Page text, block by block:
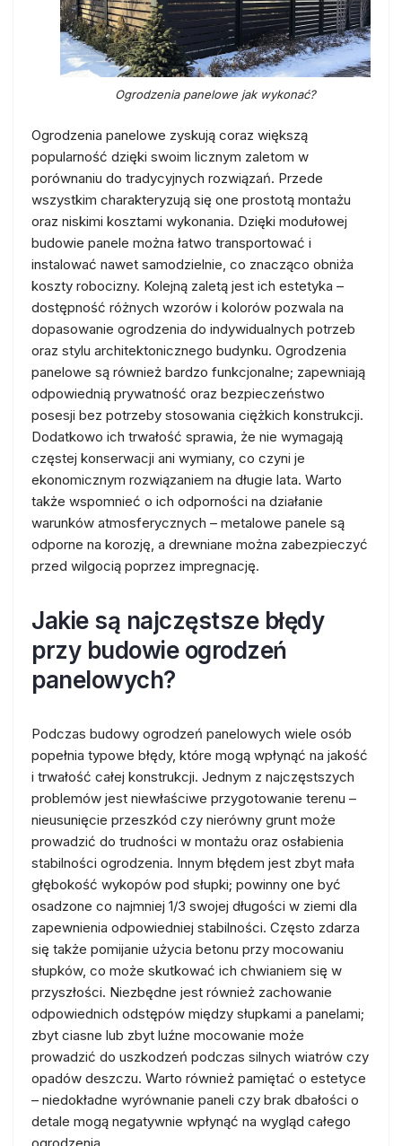
Ogrodzenia panelowe jak wykonać?
Ogrodzenia panelowe zyskują coraz większą
popularność dzięki swoim licznym zaletom w
porównaniu do tradycyjnych rozwiązań. Przede
wszystkim charakteryzują się one prostotą montażu
oraz niskimi kosztami wykonania. Dzięki modułowej
budowie panele można łatwo transportować i
instalować nawet samodzielnie, co znacząco obniża
koszty robocizny. Kolejną zaletą jest ich estetyka –
dostępność różnych wzorów i kolorów pozwala na
dopasowanie ogrodzenia do indywidualnych potrzeb
oraz stylu architektonicznego budynku. Ogrodzenia
panelowe są również bardzo funkcjonalne; zapewniają
odpowiednią prywatność oraz bezpieczeństwo
posesji bez potrzeby stosowania ciężkich konstrukcji.
Dodatkowo ich trwałość sprawia, że nie wymagają
częstej konserwacji ani wymiany, co czyni je
ekonomicznym rozwiązaniem na długie lata. Warto
także wspomnieć o ich odporności na działanie
warunków atmosferycznych – metalowe panele są
odporne na korozję, a drewniane można zabezpieczyć
przed wilgocią poprzez impregnację.
Jakie są najczęstsze błędy
przy budowie ogrodzeń
panelowych?
Podczas budowy ogrodzeń panelowych wiele osób
popełnia typowe błędy, które mogą wpłynąć na jakość
i trwałość całej konstrukcji. Jednym z najczęstszych
problemów jest niewłaściwe przygotowanie terenu –
nieusunięcie przeszkód czy nierówny grunt może
prowadzić do trudności w montażu oraz osłabienia
stabilności ogrodzenia. Innym błędem jest zbyt mała
głębokość wykopów pod słupki; powinny one być
osadzone co najmniej 1/3 swojej długości w ziemi dla
zapewnienia odpowiedniej stabilności. Często zdarza
się także pomijanie użycia betonu przy mocowaniu
słupków, co może skutkować ich chwianiem się w
przyszłości. Niezbędne jest również zachowanie
odpowiednich odstępów między słupkami a panelami;
zbyt ciasne lub zbyt luźne mocowanie może
prowadzić do uszkodzeń podczas silnych wiatrów czy
opadów deszczu. Warto również pamiętać o estetyce
– niedokładne wyrównanie paneli czy brak dbałości o
detale mogą negatywnie wpłynąć na wygląd całego